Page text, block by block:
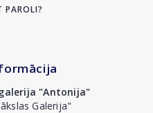
PAROLI?
"Antonija"
Galerija"